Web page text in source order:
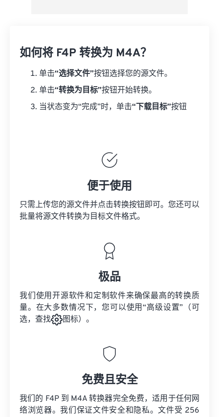
如何将 F4P 转换为 M4A？
单击“选择文件”按钮选择您的源文件。
单击“转换为目标”按钮开始转换。
当状态变为“完成”时，单击“下载目标”按钮
便于使用
只需上传您的源文件并点击转换按钮即可。您还可以
批量将源文件转换为目标文件格式。
极品
我们使用开源软件和定制软件来确保最高的转换质
量。在大多数情况下，您可以使用“高级设置”（可
选，查找
图标）。
免费且安全
我们的 F4P 到 M4A 转换器完全免费，适用于任何网
络浏览器。我们保证文件安全和隐私。文件受 256